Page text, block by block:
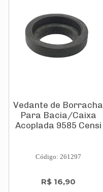
Vedante de Borracha
Para Bacia/Caixa
Acoplada 9585 Censi
Código: 261297
R$ 16,90